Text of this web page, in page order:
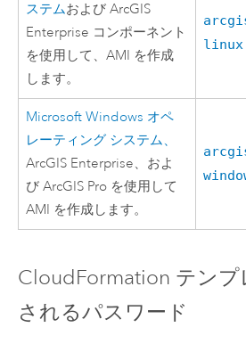
ステムおよびArcGIS
Enterprise コンポーネント
を使用して、AMI を作成
します。
Microsoft Windows オペ
レーティング システム、
ArcGIS Enterprise、およ
びArcGIS Pro を使用して
AMI を作成します。
CloudFormation テンプ
されるパスワード